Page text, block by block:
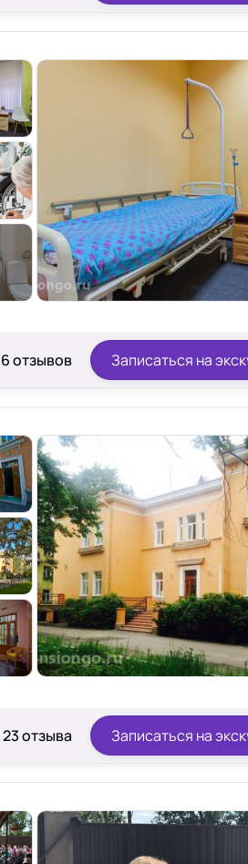
6 отзывов Записаться на
2-х местная комната
23 отзыва Записаться на